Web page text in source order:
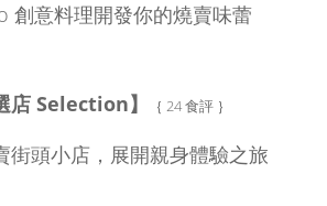
創意料理開發你的燒賣味蕾
店 Selection】 ｛ 24 食評 ｝
街頭小店，展開親身體驗之旅